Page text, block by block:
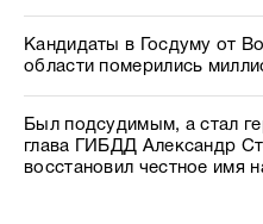
Кандидаты в Госдуму от
области померились
Был подсудимым, а стал
глава ГИБДД Александр
восстановил честное имя